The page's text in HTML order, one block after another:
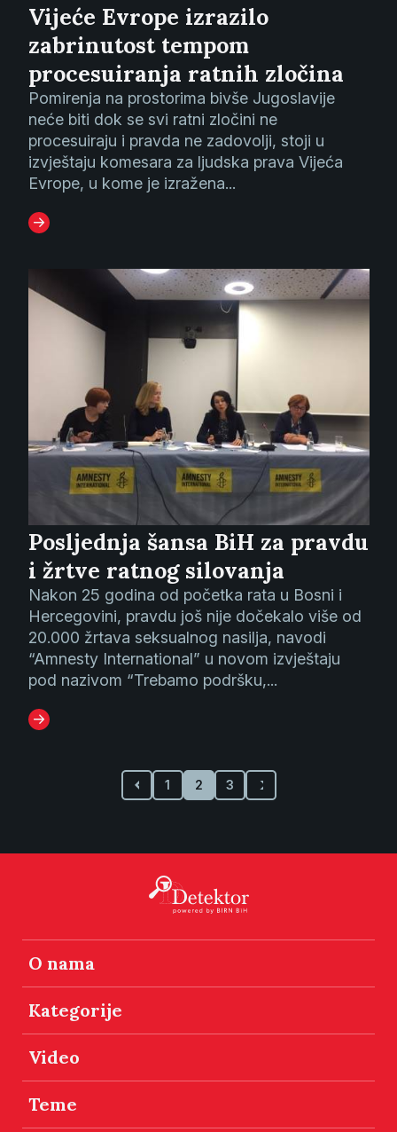
Vijeće Evrope izrazilo
zabrinutost tempom
procesuiranja ratnih zločina
Pomirenja na prostorima bivše Jugoslavije
neće biti dok se svi ratni zločini ne
procesuiraju i pravda ne zadovolji, stoji u
izvještaju komesara za ljudska prava Vijeća
Evrope, u kome je izražena...
Posljednja šansa BiH za pravdu
i žrtve ratnog silovanja
Nakon 25 godina od početka rata u Bosni i
Hercegovini, pravdu još nije dočekalo više od
20.000 žrtava seksualnog nasilja, navodi
“Amnesty International” u novom izvještaju
pod nazivom “Trebamo podršku,...
1 2 3
O nama
Kategorije
Video
Teme